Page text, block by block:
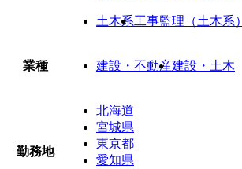
土木系工事監理（土木系）
業種 建設・不動産建設・土木
勤務地
北海道
宮城県
東京都
愛知県